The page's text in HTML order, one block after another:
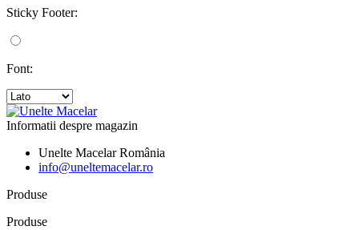
Sticky Footer:
Font:
Informatii despre magazin
Unelte Macelar România
info@uneltemacelar.ro
Produse
Produse